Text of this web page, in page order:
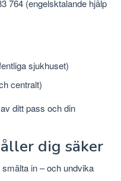
764 (engelsktalande hjälp
sjukhuset)
centralt)
ditt pass och din
dig säker
in – och undvika